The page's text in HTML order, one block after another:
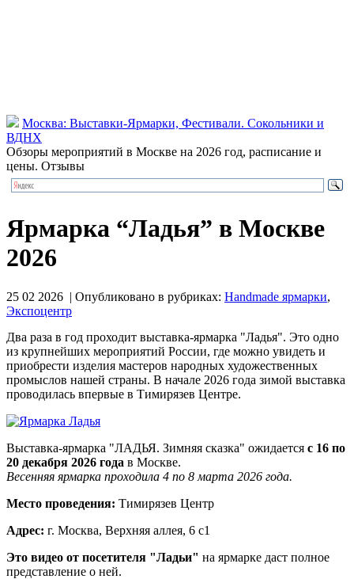
Москва: Выставки-Ярмарки, Фестивали. Сокольники и
ВДНХ
Обзоры мероприятий в Москве на 2026 год, расписание и
цены. Отзывы
Ярмарка “Ладья” в Москве
2026
25 02 2026 | Опубликовано в рубриках: Handmade ярмарки,
Экспоцентр
Два раза в год проходит выставка-ярмарка "Ладья". Это одно
из крупнейших мероприятий России, где можно увидеть и
приобрести изделия мастеров народных художественных
промыслов нашей страны. В начале 2026 года зимой выставка
проводилась впервые в Тимирязев Центре.
Выставка-ярмарка "ЛАДЬЯ. Зимняя сказка" ожидается с 16 по
20 декабря 2026 года в Москве.
Весенняя ярмарка проходила 4 по 8 марта 2026 года.
Место проведения: Тимирязев Центр
Адрес: г. Москва, Верхняя аллея, 6 с1
Это видео от посетителя "Ладьи" на ярмарке даст полное
представление о ней.